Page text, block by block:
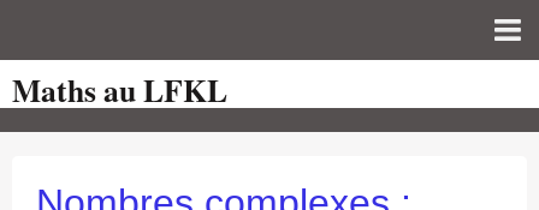
Page d'accueil
Pour les Profs
Maths au LFKL